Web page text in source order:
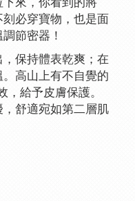
來，你看到的將
必穿寶物，也是面
節密器！
保持體表乾爽；在
高山上有不自覺的
給予皮膚保護。
舒適宛如第二層肌